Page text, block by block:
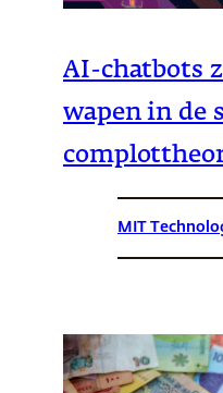
AI-chatbots
wapen in de
MIT